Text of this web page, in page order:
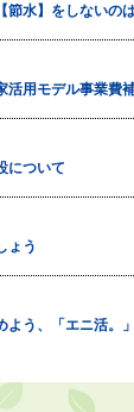
節水】をしないの
活用モデル事業費
について
ょう
よう、「エニ活